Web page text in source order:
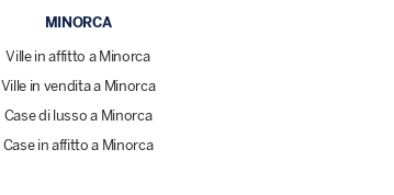
MINORCA
Ville in affitto a Minorca
Ville in vendita a Minorca
Case di lusso a Minorca
Case in affitto a Minorca